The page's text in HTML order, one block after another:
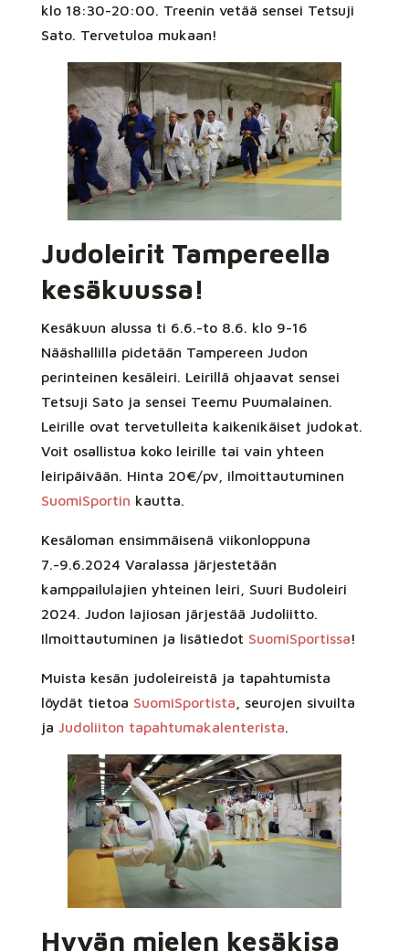
klo 18:30-20:00. Treenin vetää sensei Tetsuji
Sato. Tervetuloa mukaan!
Judoleirit Tampereella
kesäkuussa!
Kesäkuun alussa ti 6.6.-to 8.6. klo 9-16
Nääshallilla pidetään Tampereen Judon
perinteinen kesäleiri. Leirillä ohjaavat sensei
Tetsuji Sato ja sensei Teemu Puumalainen.
Leirille ovat tervetulleita kaikenikäiset judokat.
Voit osallistua koko leirille tai vain yhteen
leiripäivään. Hinta 20€/pv, ilmoittautuminen
SuomiSportin kautta.
Kesäloman ensimmäisenä viikonloppuna
7.-9.6.2024 Varalassa järjestetään
kamppailulajien yhteinen leiri, Suuri Budoleiri
2024. Judon lajiosan järjestää Judoliitto.
Ilmoittautuminen ja lisätiedot SuomiSportissa!
Muista kesän judoleireistä ja tapahtumista
löydät tietoa SuomiSportista , seurojen sivuilta
ja Judoliiton tapahtumakalenterista.
Hyvän mielen kesäkisa